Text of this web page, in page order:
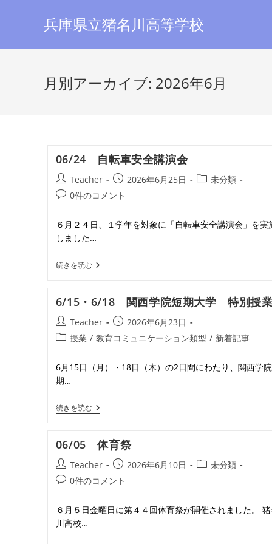
ン
兵庫県立猪名川高等学校
月別アーカイブ: 2026年6月
06/24 自転車安全講演会
投
稿
Teacher
投
稿
日:
2026年6月25日
投
ゴ
未分類
投
コ
メ
ン
0件のコメント
６月２４日、１学年を対象に「自転車安全講演会」を実
しました…
続きを読む06/24
自
安
講
演
会
6/15・6/18 関西学院短期大学 特別授業
投
稿
Teacher
投
稿
日:
2026年6月23日
投
カ
テ
ゴ
ー:
授業 / 教育コミュニケーション類型 / 新着記事
6月15日（月）・18日（木）の2日間にわたり、関西学
期…
続きを読む6/15・
6/18
西
学
短
期
大
特
別
06/05 体育祭
投
稿
Teacher
投
稿
日:
2026年6月10日
投
ゴ
未分類
投
コ
メ
ン
0件のコメント
６月５日金曜日に第４４回体育祭が開催されました。 猪
川高校…